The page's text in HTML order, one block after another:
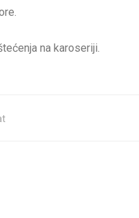
na karoseriji.